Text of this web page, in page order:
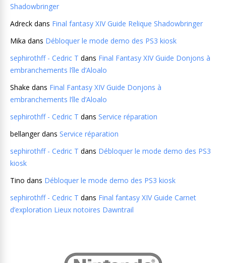
Shadowbringer
Adreck dans Final fantasy XIV Guide Relique Shadowbringer
Mika dans Débloquer le mode demo des PS3 kiosk
sephirothff - Cedric T dans Final Fantasy XIV Guide Donjons à
embranchements l’île d’Aloalo
Shake dans Final Fantasy XIV Guide Donjons à
embranchements l’île d’Aloalo
sephirothff - Cedric T dans Service réparation
bellangerdans Service réparation
sephirothff - Cedric T dans Débloquer le mode demo des PS3
kiosk
Tino dans Débloquer le mode demo des PS3 kiosk
sephirothff - Cedric T dans Final fantasy XIV Guide Carnet
d’exploration Lieux notoires Dawntrail